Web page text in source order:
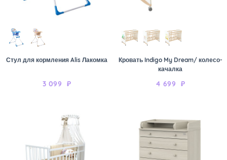
Стул для кормления Alis Лакомка
3 099 ₽
Кровать Indigo My Dream/ колесо-
качалка
4 699 ₽